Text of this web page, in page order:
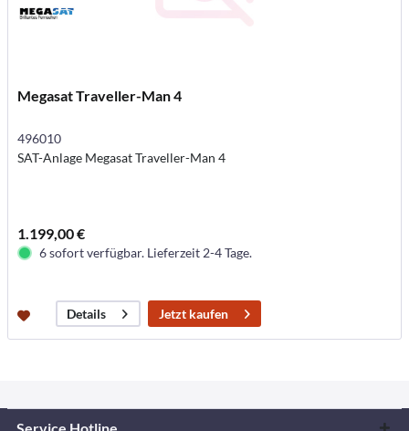
Megasat Traveller-Man 4
496010
SAT-Anlage Megasat Traveller-Man 4
1.199,00 €
6 sofort verfügbar. Lieferzeit 2-4 Tage.
Details Jetzt kaufen